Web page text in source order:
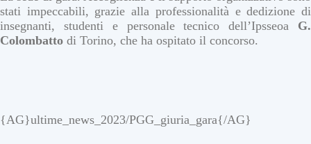
stati impeccabili, grazie alla professionalità e dedizione di
insegnanti, studenti e personale tecnico dell’Ipsseoa G.
Colombatto di Torino, che ha ospitato il concorso.
{AG}ultime_news_2023/PGG_giuria_gara{/AG}